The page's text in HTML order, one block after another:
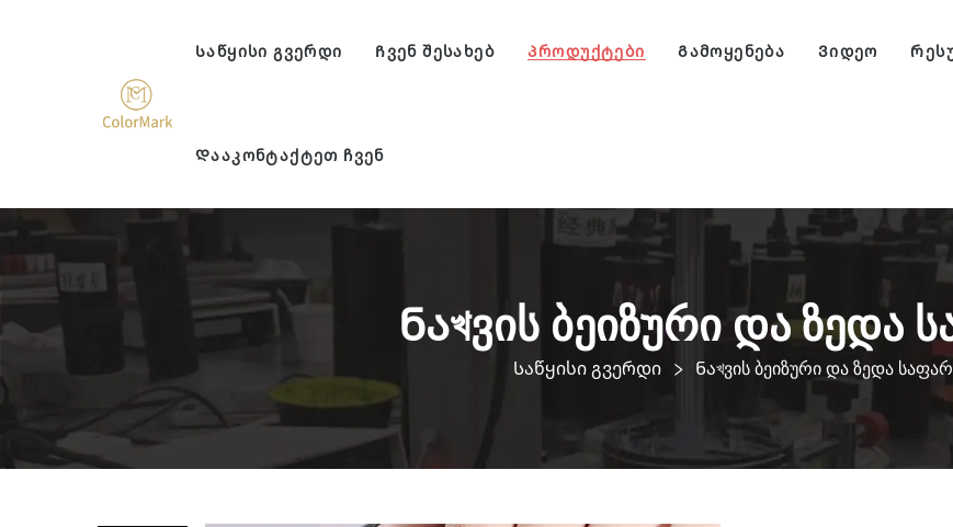
Საწყისი Გვერდი Ჩვენ Შესახებ Პროდუქტები Გამოყენება Ვიდეო
Დააკონტაქტეთ Ჩვენ
Ნაখვის ბეიზური და ზედა
Საწყისი გვერდი Ნაখვის ბეიზური და ზედა